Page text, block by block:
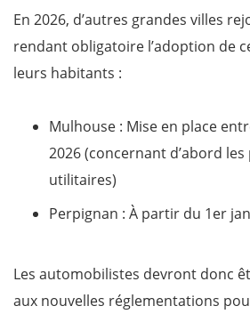
En 2026, d’autres grandes villes
rendant obligatoire l’adoption de
leurs habitants :
Mulhouse : Mise en place
2026 (concernant d’abord
utilitaires)
Perpignan : À partir du 1er
Les automobilistes devront donc
aux nouvelles réglementations